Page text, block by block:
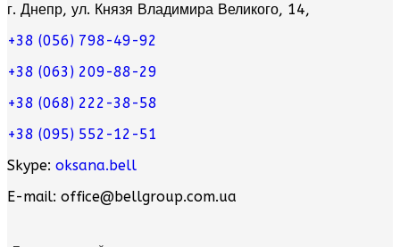
г. Днепр, ул. Князя Владимира Великого, 14,
+38 (056) 798-49-92
+38 (063) 209-88-29
+38 (068) 222-38-58
+38 (095) 552-12-51
Skype: oksana.bell
E-mail: office@bellgroup.com.ua